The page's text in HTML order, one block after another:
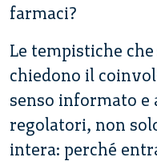
farmaci?
Le tempistiche
chiedono il
senso informato e
regolatori, non
intera: perché